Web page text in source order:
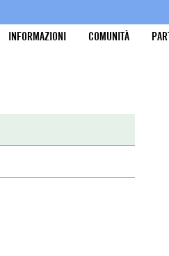
INFORMAZIONI
COMUNITÀ